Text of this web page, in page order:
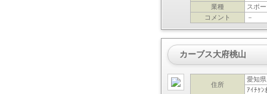
業種
スポ
コメント
－
カーブス大府桃山
住所
愛知
ｱｲﾁｹﾝ